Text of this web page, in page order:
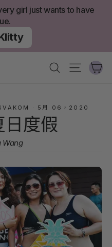
girl just wants to have
搜尋 網站導
· 5月 06，2020
日度假
Wang